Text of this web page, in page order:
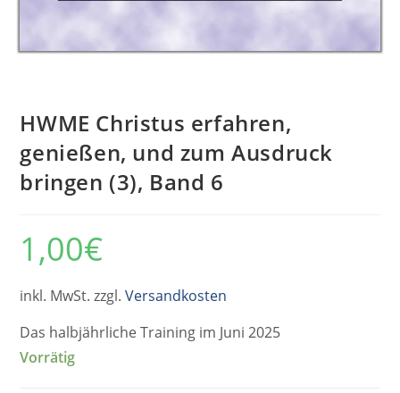
HWME Christus erfahren,
genießen, und zum Ausdruck
bringen (3), Band 6
1,00€
inkl. MwSt. zzgl.Versandkosten
Das halbjährliche Training im Juni 2025
Vorrätig